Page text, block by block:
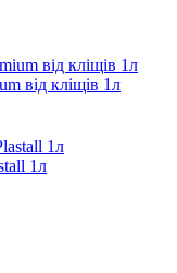
від кліщів 1л
1л